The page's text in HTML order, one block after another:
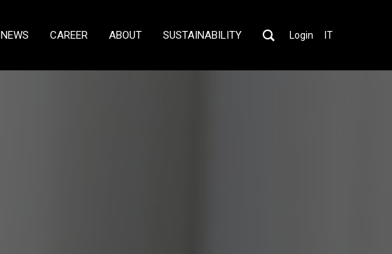
NEWS CAREER ABOUT SUSTAINABILITY Login IT